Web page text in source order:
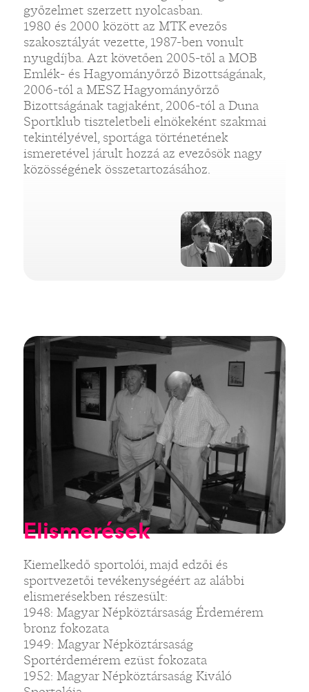
győzelmet szerzett nyolcasban.
1980 és 2000 között az MTK evezős
szakosztályát vezette, 1987-ben vonult
nyugdíjba. Azt követően 2005-től a MOB
Emlék- és Hagyományőrző Bizottságának,
2006-tól a MESZ Hagyományőrző
Bizottságának tagjaként, 2006-tól a Duna
Sportklub tiszteletbeli elnökeként szakmai
tekintélyével, sportága történetének
ismeretével járult hozzá az evezősök nagy
közösségének összetartozásához.
Elismerések
Kiemelkedő sportolói, majd edzői és
sportvezetői tevékenységéért az alábbi
elismerésekben részesült:
1948: Magyar Népköztársaság Érdemérem
bronz fokozata
1949: Magyar Népköztársaság
Sportérdemérem ezüst fokozata
1952: Magyar Népköztársaság Kiváló